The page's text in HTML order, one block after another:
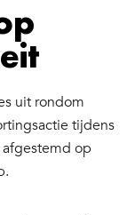
uit rondom
tijdens
op